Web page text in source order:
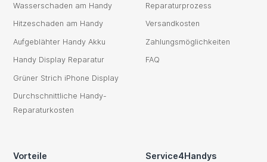
Wasserschaden am Handy
Hitzeschaden am Handy
Aufgeblähter Handy Akku
Handy Display Reparatur
Grüner Strich iPhone Display
Durchschnittliche Handy-
Reparaturkosten
Reparaturprozess
Versandkosten
Zahlungsmöglichkeiten
FAQ
Vorteile Service4Handys